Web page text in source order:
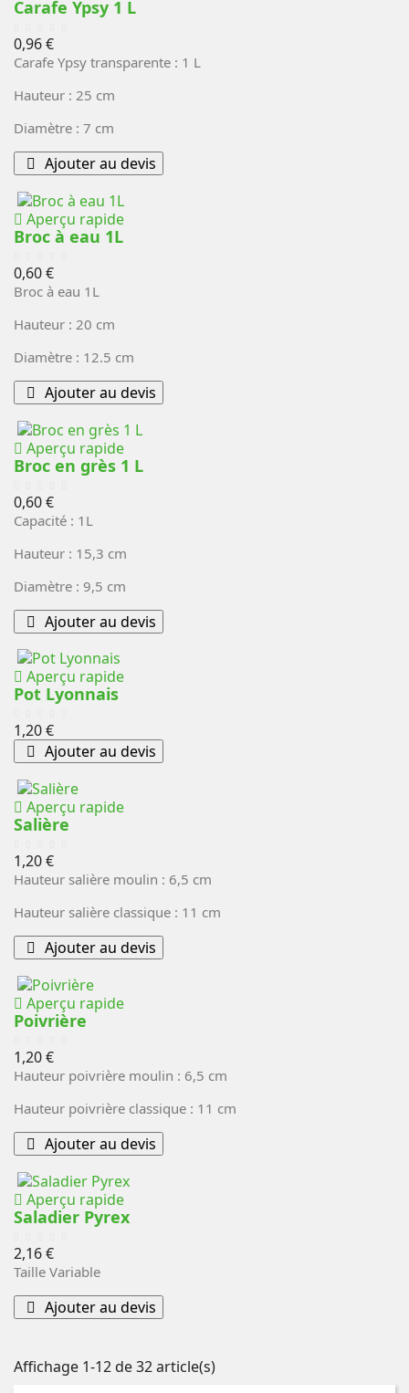
Carafe Ypsy 1 L
Prix
0,96 €
Carafe Ypsy transparente : 1 L
Hauteur : 25 cm
Diamètre : 7 cm
Ajouter au devis
Aperçu rapide
Broc à eau 1L
Prix
0,60 €
Broc à eau 1L
Hauteur : 20 cm
Diamètre : 12.5 cm
Ajouter au devis
Aperçu rapide
Broc en grès 1 L
Prix
0,60 €
Capacité : 1L
Hauteur : 15,3 cm
Diamètre : 9,5 cm
Ajouter au devis
Aperçu rapide
Pot Lyonnais
Prix
1,20 €
Ajouter au devis
Aperçu rapide
Salière
Prix
1,20 €
Hauteur salière moulin : 6,5 cm
Hauteur salière classique : 11 cm
Ajouter au devis
Aperçu rapide
Poivrière
Prix
1,20 €
Hauteur poivrière moulin : 6,5 cm
Hauteur poivrière classique : 11 cm
Ajouter au devis
Aperçu rapide
Saladier Pyrex
Prix
2,16 €
Taille Variable
Ajouter au devis
Affichage 1-12 de 32 article(s)